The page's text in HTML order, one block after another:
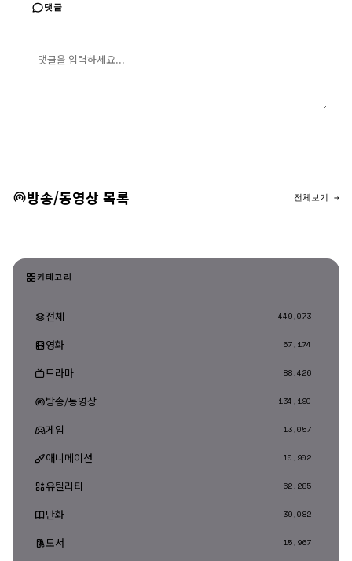
댓글
방송/동영상 목록 전체보기 →
카테고리
전체 449,073
영화 67,174
드라마 88,426
방송/동영상 134,190
게임 13,057
애니메이션 10,902
유틸리티 62,285
만화 39,082
도서 15,967